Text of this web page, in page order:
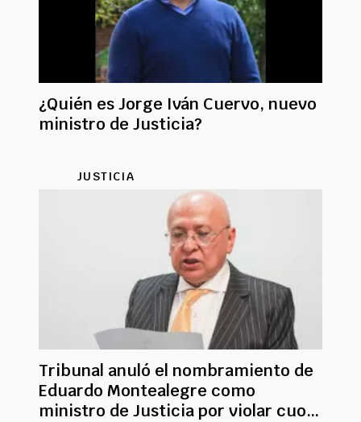
¿Quién es Jorge Iván Cuervo, nuevo
ministro de Justicia?
JUSTICIA
Tribunal anuló el nombramiento de
Eduardo Montealegre como
ministro de Justicia por violar cuota